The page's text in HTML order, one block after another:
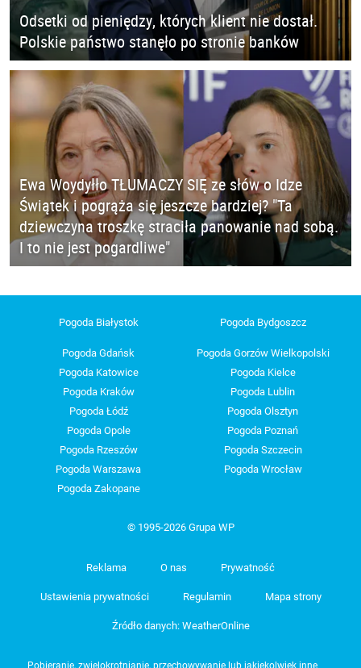
Odsetki od pieniędzy, których klient nie dostał.
Polskie państwo stanęło po stronie banków
Ewa Woydyłło TŁUMACZY SIĘ ze słów o Idze
Świątek i pogrąża się jeszcze bardziej? "Ta
dziewczyna troszkę straciła panowanie nad sobą.
I to nie jest pogardliwe"
Pogoda Białystok Pogoda Bydgoszcz
Pogoda Gdańsk
Pogoda Gorzów Wielkopolski
Pogoda Katowice
Pogoda Kielce
Pogoda Kraków
Pogoda Lublin
Pogoda Łódź
Pogoda Olsztyn
Pogoda Opole
Pogoda Poznań
Pogoda Rzeszów
Pogoda Szczecin
Pogoda Warszawa
Pogoda Wrocław
Pogoda Zakopane
© 1995-2026 Grupa WP
Reklama O nas Prywatność
Ustawienia prywatności Regulamin Mapa strony
Źródło danych: WeatherOnline
Pobieranie, zwielokrotnianie, przechowywanie lub jakiekolwiek inne